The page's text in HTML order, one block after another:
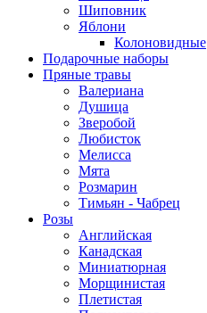
Шиповник
Яблони
Колоновидные
Подарочные наборы
Пряные травы
Валериана
Душица
Зверобой
Любисток
Мелисса
Мята
Розмарин
Тимьян - Чабрец
Розы
Английская
Канадская
Миниатюрная
Морщинистая
Плетистая